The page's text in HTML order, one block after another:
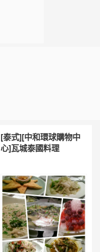
[泰式][中和環球購物中
心]瓦城泰國料理